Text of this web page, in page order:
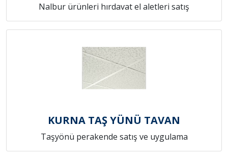
Nalbur ürünleri hırdavat el aletleri satış
KURNA TAŞ YÜNÜ TAVAN
Taşyönü perakende satış ve uygulama